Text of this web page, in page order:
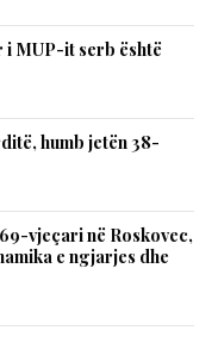
i MUP-it serb është
humb jetën 38-
vjeçari në Roskovec,
e ngjarjes dhe